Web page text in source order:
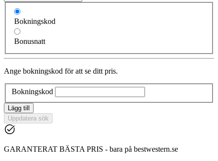
Bokningskod
Bonusnatt
Ange bokningskod för att se ditt pris.
Bokningskod
Lägg till
Uppdatera sök
GARANTERAT BÄSTA PRIS - bara på bestwestern.se